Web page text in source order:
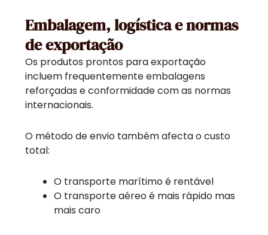
Embalagem, logística e normas
de exportação
Os produtos prontos para exportação
incluem frequentemente embalagens
reforçadas e conformidade com as normas
internacionais.
O método de envio também afecta o custo
total:
O transporte marítimo é rentável
O transporte aéreo é mais rápido mas
mais caro